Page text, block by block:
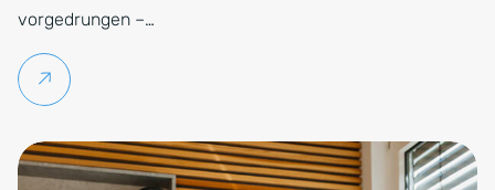
vorgedrungen –…
Weiterlesen